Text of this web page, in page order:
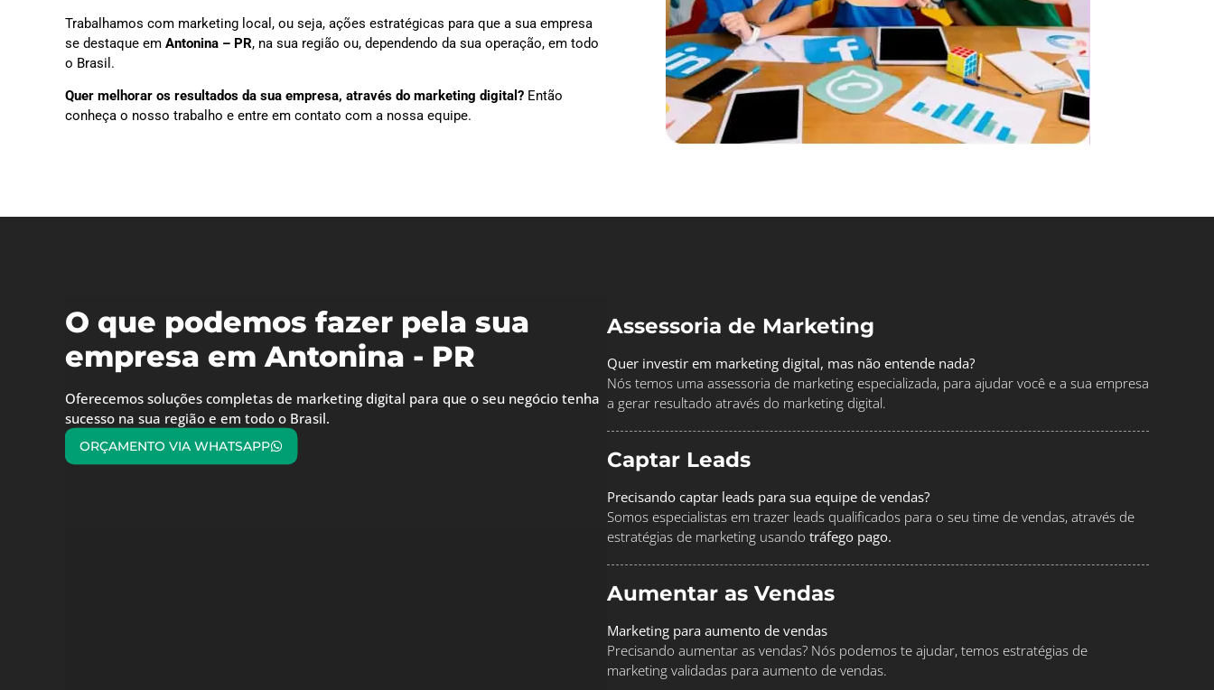
Trabalhamos com marketing local, ou seja, ações estratégicas para que a sua empresa
se destaque em Antonina – PR, na sua região ou, dependendo da sua operação, em todo
o Brasil.
Quer melhorar os resultados da sua empresa, através do marketing digital? Então
conheça o nosso trabalho e entre em contato com a nossa equipe.
O que podemos fazer pela sua
empresa em Antonina - PR
Oferecemos soluções completas de marketing digital para que o seu negócio tenha
sucesso na sua região e em todo o Brasil.
ORÇAMENTO VIA WHATSAPP
Assessoria de Marketing
Quer investir em marketing digital, mas não entende nada?
Nós temos uma assessoria de marketing especializada, para ajudar você e a sua empresa
a gerar resultado através do marketing digital.
Captar Leads
Precisando captar leads para sua equipe de vendas?
Somos especialistas em trazer leads qualificados para o seu time de vendas, através de
estratégias de marketing usando tráfego pago.
Aumentar as Vendas
Marketing para aumento de vendas
Precisando aumentar as vendas? Nós podemos te ajudar, temos estratégias de
marketing validadas para aumento de vendas.